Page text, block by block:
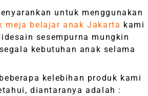
untuk menggunakan
meja belajar anak Jakarta kami
sesempurna mungkin
kebutuhan anak selama
kelebihan produk kami
diantaranya adalah :